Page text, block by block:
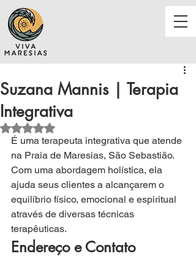
Suzana Mannis | Terapia
Integrativa
Avaliado com NaN de 5 estrelas.
É uma terapeuta integrativa que atende
na Praia de Maresias, São Sebastião.
Com uma abordagem holística, ela
ajuda seus clientes a alcançarem o
equilíbrio físico, emocional e espiritual
através de diversas técnicas
terapêuticas.
Endereço e Contato